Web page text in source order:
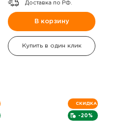
Доставка по РФ.
В корзину
Купить в один клик
-20%
СКИДКА